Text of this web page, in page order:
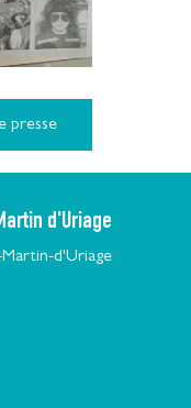
presse
d'Uriage
d'Uriage